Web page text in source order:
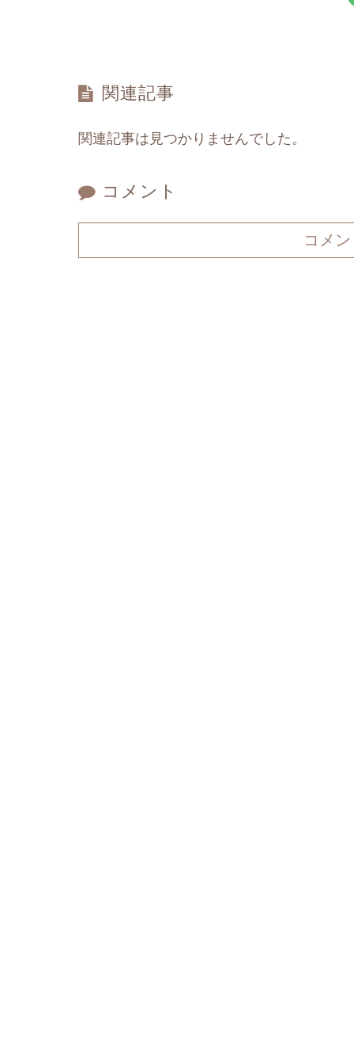
関連記事
関連記事は見つかりませんでした。
コメント
コメ